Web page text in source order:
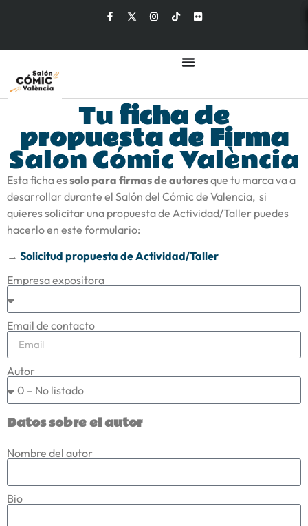
Tuficha de
propuesta de Firma
Salon Cómic València
Esta ficha essolo para firmas de autoresque tu marca va a
desarrollar durante el Salón del Cómic de Valencia, si
quieres solicitar una propuesta de Actividad/Taller puedes
hacerlo en este formulario:
→ Solicitud propuesta de Actividad/Taller
Empresa expositora
Email de contacto
Autor
Datos sobre el autor
Nombre del autor
Bio